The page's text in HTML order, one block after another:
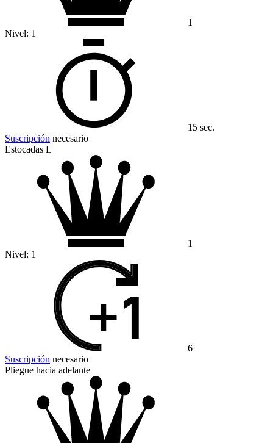
1
Nivel: 1
15 sec.
Suscripción necesario
Estocadas L
1
Nivel: 1
6
Suscripción necesario
Pliegue hacia adelante